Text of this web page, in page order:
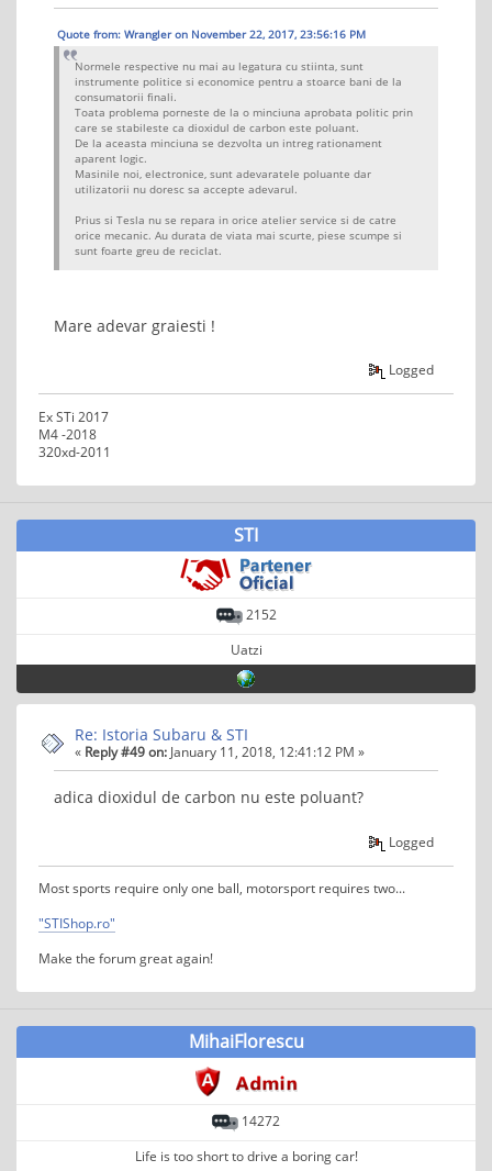
Quote from: Wrangler on November 22, 2017, 23:56:16 PM
Normele respective nu mai au legatura cu stiinta, sunt
instrumente politice si economice pentru a stoarce bani de la
consumatorii finali.
Toata problema porneste de la o minciuna aprobata politic prin
care se stabileste ca dioxidul de carbon este poluant.
De la aceasta minciuna se dezvolta un intreg rationament
aparent logic.
Masinile noi, electronice, sunt adevaratele poluante dar
utilizatorii nu doresc sa accepte adevarul.
Prius si Tesla nu se repara in orice atelier service si de catre
orice mecanic. Au durata de viata mai scurte, piese scumpe si
sunt foarte greu de reciclat.
Mare adevar graiesti !
Logged
Ex STi 2017
M4 -2018
320xd-2011
STI
2152
Uatzi
Re: Istoria Subaru & STI
« Reply #49 on: January 11, 2018, 12:41:12 PM »
adica dioxidul de carbon nu este poluant?
Logged
Most sports require only one ball, motorsport requires two...
"STIShop.ro"
Make the forum great again!
MihaiFlorescu
14272
Life is too short to drive a boring car!